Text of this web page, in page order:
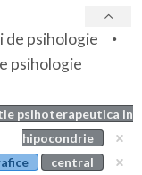
de psihologie
psihologie
psihoterapeutica in
hipocondrie
central